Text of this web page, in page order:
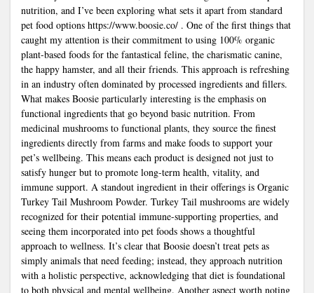
nutrition, and I’ve been exploring what sets it apart from standard
pet food options https://www.boosie.co/ . One of the first things that
caught my attention is their commitment to using 100% organic
plant-based foods for the fantastical feline, the charismatic canine,
the happy hamster, and all their friends. This approach is refreshing
in an industry often dominated by processed ingredients and fillers.
What makes Boosie particularly interesting is the emphasis on
functional ingredients that go beyond basic nutrition. From
medicinal mushrooms to functional plants, they source the finest
ingredients directly from farms and make foods to support your
pet’s wellbeing. This means each product is designed not just to
satisfy hunger but to promote long-term health, vitality, and
immune support. A standout ingredient in their offerings is Organic
Turkey Tail Mushroom Powder. Turkey Tail mushrooms are widely
recognized for their potential immune-supporting properties, and
seeing them incorporated into pet foods shows a thoughtful
approach to wellness. It’s clear that Boosie doesn’t treat pets as
simply animals that need feeding; instead, they approach nutrition
with a holistic perspective, acknowledging that diet is foundational
to both physical and mental wellbeing. Another aspect worth noting